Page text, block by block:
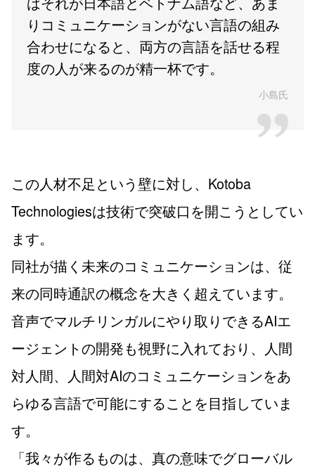
りコミュニケーションがない言語の組み
合わせになると、両方の言語を話せる程
度の人が来るのが精一杯です。
小島氏
この人材不足という壁に対し、Kotoba
Technologiesは技術で突破口を開こうとしてい
ます。
同社が描く未来のコミュニケーションは、従
来の同時通訳の概念を大きく超えています。
音声でマルチリンガルにやり取りできるAIエ
ージェントの開発も視野に入れており、人間
対人間、人間対AIのコミュニケーションをあ
らゆる言語で可能にすることを目指していま
す。
「我々が作るものは、真の意味でグローバル